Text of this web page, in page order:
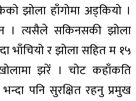
झोला हाँगोमा अड्कियो ।
। त्यसैले सकिनसकी झोला
भाँचियो र झोला सहित म १५
झरें । चोट कहाँकति
भन्दा पनि सुरक्षित रहनु प्रमुख